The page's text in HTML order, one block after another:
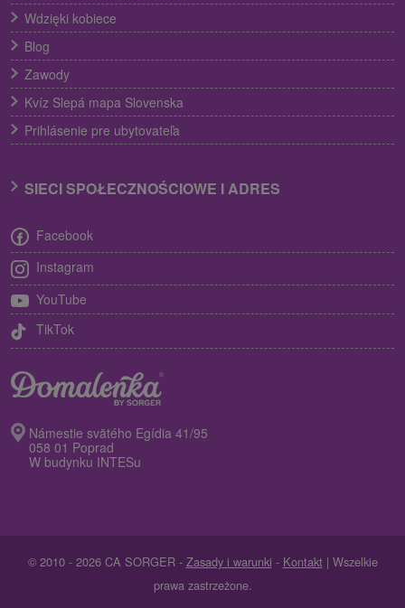
Wdzięki kobiece
Blog
Zawody
Kvíz Slepá mapa Slovenska
Prihlásenie pre ubytovateľa
SIECI SPOŁECZNOŚCIOWE I ADRES
Facebook
Instagram
YouTube
TikTok
Námestie svätého Egídia 41/95
058 01 Poprad
W budynku INTESu
© 2010 - 2026 CA SORGER - Zasady i warunki - Kontakt | Wszelkie
prawa zastrzeżone.